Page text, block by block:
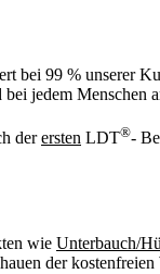
bei 99 % unserer
jedem Menschen
derersten LDT®-
wie Unterbauch/
der